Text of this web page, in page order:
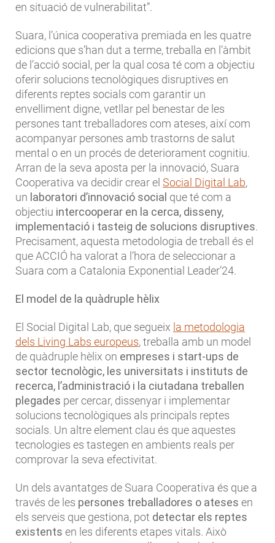
en situació de vulnerabilitat”.
Suara, l’única cooperativa premiada en les quatre
edicions que s’han dut a terme, treballa en l’àmbit
de l’acció social, per la qual cosa té com a objectiu
oferir solucions tecnològiques disruptives en
diferents reptes socials com garantir un
envelliment digne, vetllar pel benestar de les
persones tant treballadores com ateses, així com
acompanyar persones amb trastorns de salut
mental o en un procés de deteriorament cognitiu.
Arran de la seva aposta per la innovació, Suara
Cooperativa va decidir crear el Social Digital Lab,
un laboratori d’innovació social que té com a
objectiu intercooperar en la cerca, disseny,
implementació i tasteig de solucions disruptives.
Precisament, aquesta metodologia de treball és el
que ACCIÓ ha valorat a l’hora de seleccionar a
Suara com a Catalonia Exponential Leader’24.
El model de la quàdruple hèlix
El Social Digital Lab, que segueix la metodologia
dels Living Labs europeus, treballa amb un model
de quàdruple hèlix on empreses i start-ups de
sector tecnològic, les universitats i instituts de
recerca, l’administració i la ciutadana treballen
plegades per cercar, dissenyar i implementar
solucions tecnològiques als principals reptes
socials. Un altre element clau és que aquestes
tecnologies es tastegen en ambients reals per
comprovar la seva efectivitat.
Un dels avantatges de Suara Cooperativa és que a
través de les persones treballadores o ateses en
els serveis que gestiona, pot detectar els reptes
existents en les diferents etapes vitals. Això